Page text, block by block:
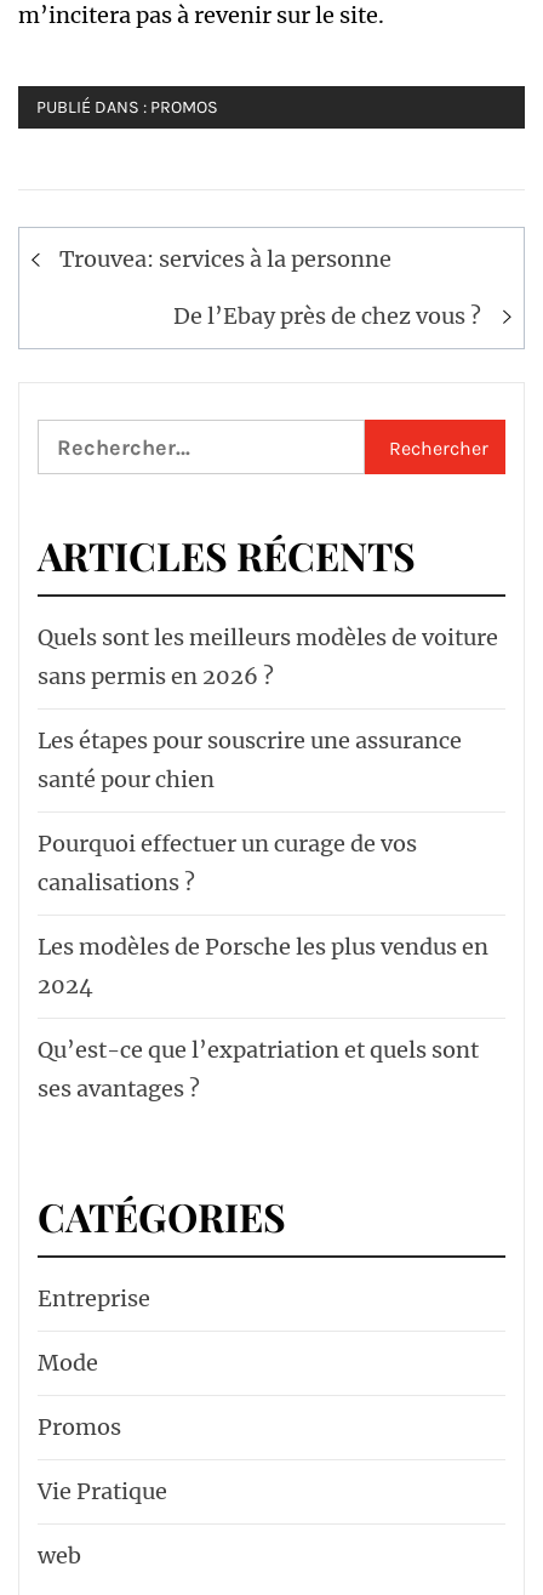
m’incitera pas à revenir sur le site.
PUBLIÉ DANS : PROMOS
Navigation
Trouvea: services à la personne
De l’Ebay près de chez vous ?
Rechercher :
ARTICLES RÉCENTS
Quels sont les meilleurs modèles de voiture
sans permis en 2026 ?
Les étapes pour souscrire une assurance
santé pour chien
Pourquoi effectuer un curage de vos
canalisations ?
Les modèles de Porsche les plus vendus en
2024
Qu’est-ce que l’expatriation et quels sont
ses avantages ?
CATÉGORIES
Entreprise
Mode
Promos
Vie Pratique
web